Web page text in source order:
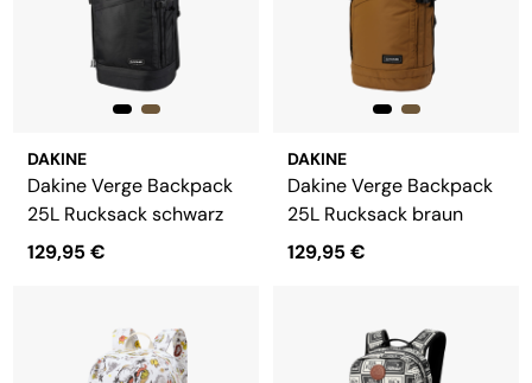
DAKINE
Dakine Verge Backpack
25L Rucksack schwarz
129,95 €
DAKINE
Dakine Verge Backpack
25L Rucksack braun
129,95 €